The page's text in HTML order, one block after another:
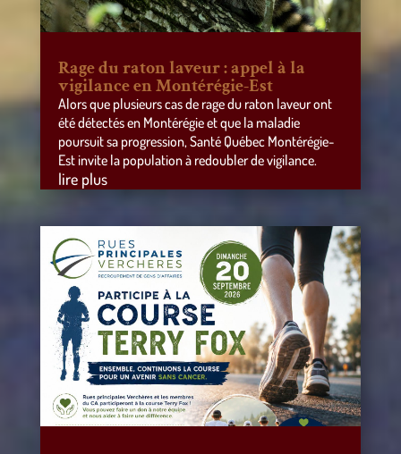
Rage du raton laveur : appel à la
vigilance en Montérégie-Est
Alors que plusieurs cas de rage du raton laveur ont
été détectés en Montérégie et que la maladie
poursuit sa progression, Santé Québec Montérégie-
Est invite la population à redoubler de vigilance.
lire plus